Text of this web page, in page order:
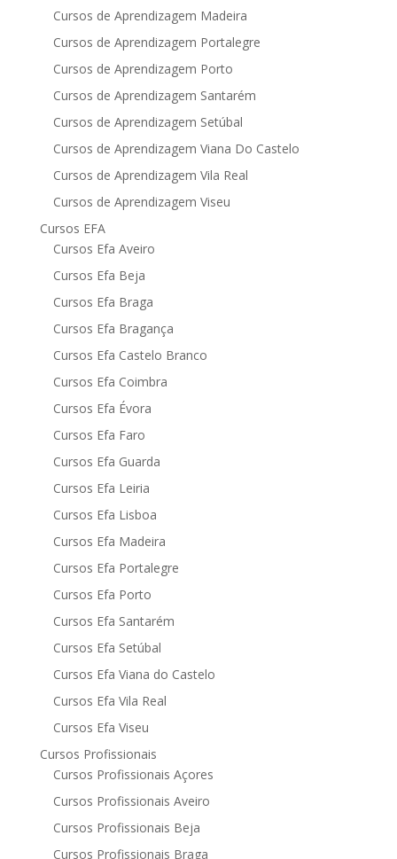
Cursos de Aprendizagem Madeira
Cursos de Aprendizagem Portalegre
Cursos de Aprendizagem Porto
Cursos de Aprendizagem Santarém
Cursos de Aprendizagem Setúbal
Cursos de Aprendizagem Viana Do Castelo
Cursos de Aprendizagem Vila Real
Cursos de Aprendizagem Viseu
Cursos EFA
Cursos Efa Aveiro
Cursos Efa Beja
Cursos Efa Braga
Cursos Efa Bragança
Cursos Efa Castelo Branco
Cursos Efa Coimbra
Cursos Efa Évora
Cursos Efa Faro
Cursos Efa Guarda
Cursos Efa Leiria
Cursos Efa Lisboa
Cursos Efa Madeira
Cursos Efa Portalegre
Cursos Efa Porto
Cursos Efa Santarém
Cursos Efa Setúbal
Cursos Efa Viana do Castelo
Cursos Efa Vila Real
Cursos Efa Viseu
Cursos Profissionais
Cursos Profissionais Açores
Cursos Profissionais Aveiro
Cursos Profissionais Beja
Cursos Profissionais Braga